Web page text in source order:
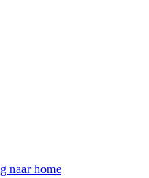
naar home